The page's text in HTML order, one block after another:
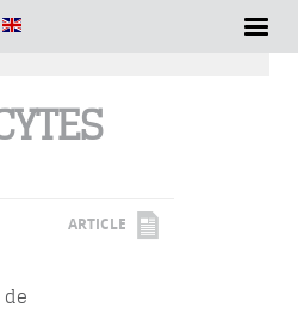
ARTICLE
de